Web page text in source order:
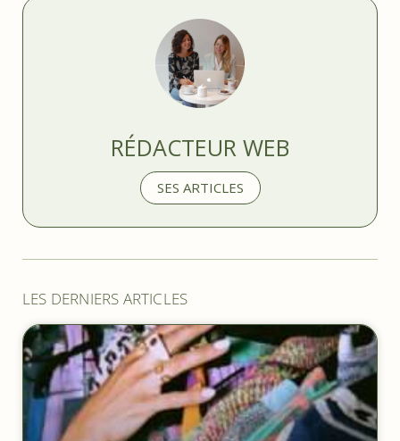
RÉDACTEUR WEB
SES ARTICLES
LES DERNIERS ARTICLES